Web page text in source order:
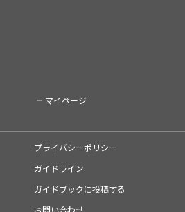
マイページ
プライバシーポリシー
ガイドライン
ガイドブックに投稿する
お問い合わせ